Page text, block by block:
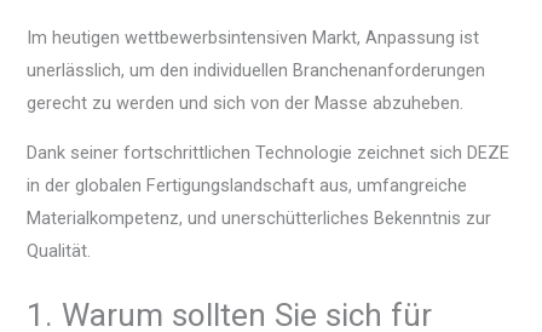
Im heutigen wettbewerbsintensiven Markt, Anpassung ist
unerlässlich, um den individuellen Branchenanforderungen
gerecht zu werden und sich von der Masse abzuheben.
Dank seiner fortschrittlichen Technologie zeichnet sich DEZE
in der globalen Fertigungslandschaft aus, umfangreiche
Materialkompetenz, und unerschütterliches Bekenntnis zur
Qualität.
1. Warum sollten Sie sich für